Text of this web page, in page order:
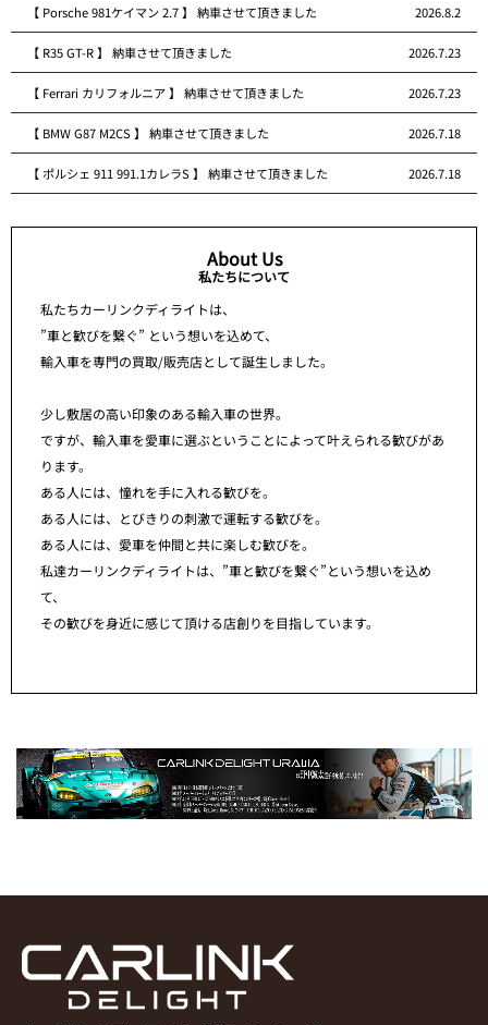
【 Porsche 981ケイマン 2.7 】 納車させて頂きました 2026.8.2
【 R35 GT-R 】 納車させて頂きました 2026.7.23
【 Ferrari カリフォルニア 】 納車させて頂きました 2026.7.23
【 BMW G87 M2CS 】 納車させて頂きました 2026.7.18
【 ポルシェ 911 991.1カレラS 】 納車させて頂きました 2026.7.18
About Us
私たちについて
私たちカーリンクディライトは、
”車と歓びを繋ぐ” という想いを込めて、
輸入車を専門の買取/販売店として誕生しました。
少し敷居の高い印象のある輸入車の世界。
ですが、輸入車を愛車に選ぶということによって叶えられる歓びがあ
ります。
ある人には、憧れを手に入れる歓びを。
ある人には、とびきりの刺激で運転する歓びを。
ある人には、愛車を仲間と共に楽しむ歓びを。
私達カーリンクディライトは、”車と歓びを繋ぐ”という想いを込め
て、
その歓びを身近に感じて頂ける店創りを目指しています。